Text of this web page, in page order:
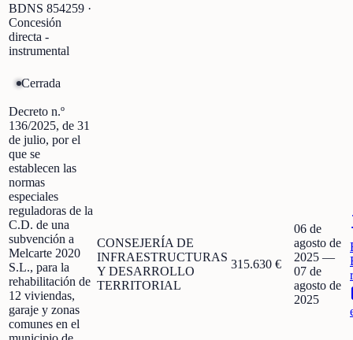
BDNS 854259 ·
Concesión
directa -
instrumental
Cerrada
Decreto n.º
136/2025, de 31
de julio, por el
que se
establecen las
normas
especiales
reguladoras de la
C.D. de una
subvención a
Melcarte 2020
S.L., para la
rehabilitación de
12 viviendas,
garaje y zonas
comunes en el
CONSEJERÍA DE
INFRAESTRUCTURAS
Y DESARROLLO
TERRITORIAL
315.630 €
06 de
agosto de
2025 —
07 de
agosto de
2025